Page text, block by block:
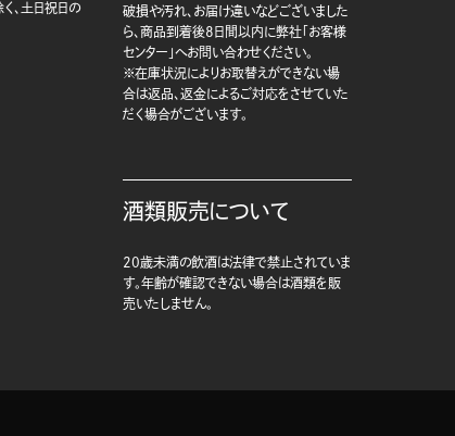
、土日祝日の
破損や汚れ、お届け違いなどございました
ら、商品到着後8日間以内に弊社「お客様
センター」へお問い合わせください。
※在庫状況によりお取替えができない場
合は返品、返金によるご対応をさせていた
だく場合がございます。
酒類販売について
20歳未満の飲酒は法律で禁止されていま
す。年齢が確認できない場合は酒類を販
売いたしません。